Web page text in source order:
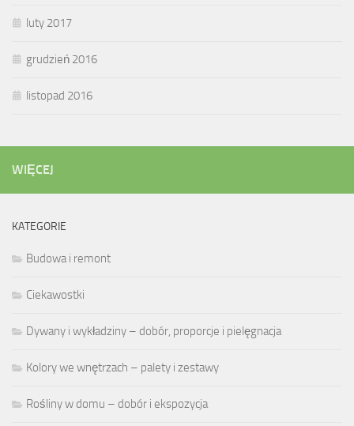
luty 2017
grudzień 2016
listopad 2016
WIĘCEJ
KATEGORIE
Budowa i remont
Ciekawostki
Dywany i wykładziny – dobór, proporcje i pielęgnacja
Kolory we wnętrzach – palety i zestawy
Rośliny w domu – dobór i ekspozycja